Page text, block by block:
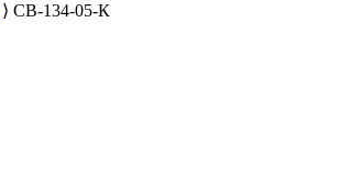
⟩ СВ-134-05-К